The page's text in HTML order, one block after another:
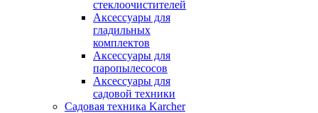
стеклоочистителей
Аксессуары для
гладильных
комплектов
Аксессуары для
паропылесосов
Аксессуары для
садовой техники
Садовая техника Karcher